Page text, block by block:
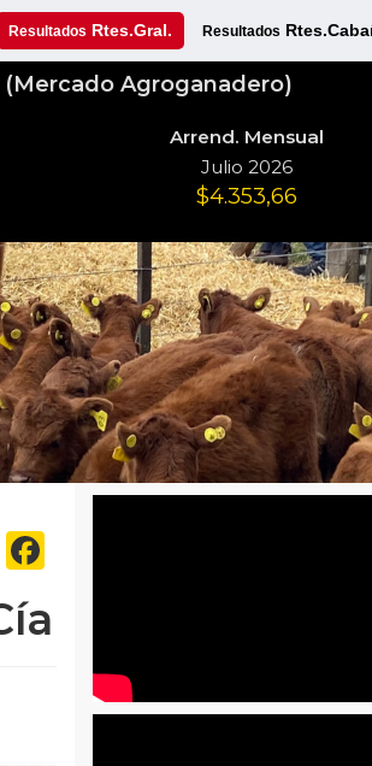
Resultados Rtes.Gral. Resultados
(Mercado Agroganadero)
Arrend. Mensual
Julio 2026
$4.353,66
Twitter